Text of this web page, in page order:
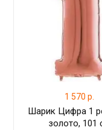
1 570 р.
Шарик Цифра 1
золото, 101